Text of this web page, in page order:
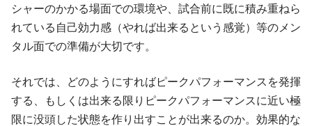
シャーのかかる場面での環境や、試合前に既に積み重ねら
れている自己効力感（やれば出来るという感覚）等のメン
タル面での準備が大切です。
それでは、どのようにすればピークパフォーマンスを発揮
する、もしくは出来る限りピークパフォーマンスに近い極
限に没頭した状態を作り出すことが出来るのか。効果的な